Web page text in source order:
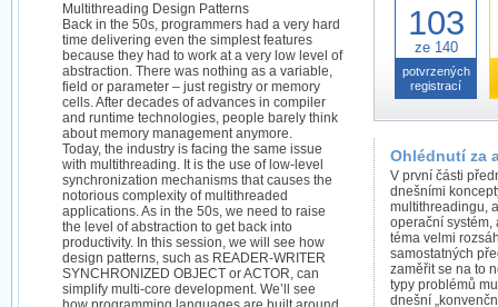
Multithreading Design Patterns
Back in the 50s, programmers had a very hard
time delivering even the simplest features
because they had to work at a very low level of
abstraction. There was nothing as a variable,
field or parameter – just registry or memory
cells. After decades of advances in compiler
and runtime technologies, people barely think
about memory management anymore.
Today, the industry is facing the same issue
with multithreading. It is the use of low-level
synchronization mechanisms that causes the
notorious complexity of multithreaded
applications. As in the 50s, we need to raise
the level of abstraction to get back into
productivity. In this session, we will see how
design patterns, such as READER-WRITER
SYNCHRONIZED OBJECT or ACTOR, can
simplify multi-core development. We’ll see
103
ze 140
potvrzených
registrací
Ohlédnutí za
V první části
dnešními
multithreadingu,
operační systém,
téma velmi
samostatných
zaměřit se na to
typy problémů
dnešní